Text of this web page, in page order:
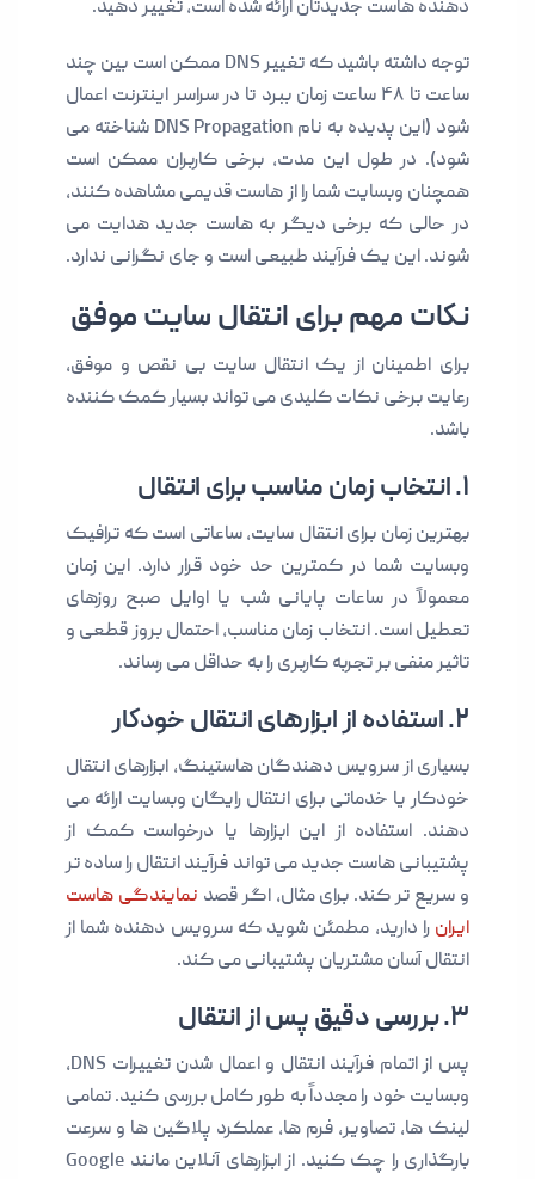
دهنده هاست جدیدتان ارائه شده است، تغییر دهید.
توجه داشته باشید که تغییر DNS ممکن است بین چند
ساعت تا ۴۸ ساعت زمان ببرد تا در سراسر اینترنت اعمال
شود (این پدیده به نام DNS Propagation شناخته می
شود). در طول این مدت، برخی کاربران ممکن است
همچنان وبسایت شما را از هاست قدیمی مشاهده کنند،
در حالی که برخی دیگر به هاست جدید هدایت می
شوند. این یک فرآیند طبیعی است و جای نگرانی ندارد.
نکات مهم برای انتقال سایت موفق
برای اطمینان از یک انتقال سایت بی نقص و موفق،
رعایت برخی نکات کلیدی می تواند بسیار کمک کننده
باشد.
۱. انتخاب زمان مناسب برای انتقال
بهترین زمان برای انتقال سایت، ساعاتی است که ترافیک
وبسایت شما در کمترین حد خود قرار دارد. این زمان
معمولاً در ساعات پایانی شب یا اوایل صبح روزهای
تعطیل است. انتخاب زمان مناسب، احتمال بروز قطعی و
تاثیر منفی بر تجربه کاربری را به حداقل می رساند.
۲. استفاده از ابزارهای انتقال خودکار
بسیاری از سرویس دهندگان هاستینگ، ابزارهای انتقال
خودکار یا خدماتی برای انتقال رایگان وبسایت ارائه می
دهند. استفاده از این ابزارها یا درخواست کمک از
پشتیبانی هاست جدید می تواند فرآیند انتقال را ساده تر
و سریع تر کند. برای مثال، اگر قصد نمایندگی هاست
ایران را دارید، مطمئن شوید که سرویس دهنده شما از
انتقال آسان مشتریان پشتیبانی می کند.
۳. بررسی دقیق پس از انتقال
پس از اتمام فرآیند انتقال و اعمال شدن تغییرات DNS،
وبسایت خود را مجدداً به طور کامل بررسی کنید. تمامی
لینک ها، تصاویر، فرم ها، عملکرد پلاگین ها و سرعت
بارگذاری را چک کنید. از ابزارهای آنلاین مانند Google